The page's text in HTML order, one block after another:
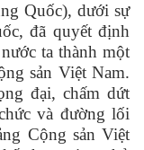
Quốc), dưới sự
đã quyết định
ta thành một
sản Việt Nam.
đại, chấm dứt
và đường lối
Cộng sản Việt